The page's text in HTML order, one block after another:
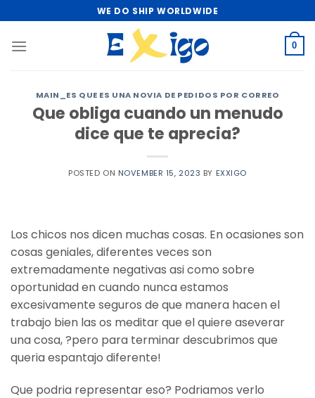
to
content
WE DO SHIP WORLDWIDE
0
MAIN_ES QUE ES UNA NOVIA DE PEDIDOS POR CORREO
Que obliga cuando un menudo
dice que te aprecia?
POSTED ON NOVEMBER 15, 2023 BY EXXIGO
Los chicos nos dicen muchas cosas. En ocasiones son
cosas geniales, diferentes veces son
extremadamente negativas asi­ como sobre
oportunidad en cuando nunca estamos
excesivamente seguros de que manera hacen el
trabajo bien las os meditar que el quiere aseverar
una cosa, ?pero para terminar descubrimos que
queria espantajo diferente!
Que podria representar eso? Podriamos verlo